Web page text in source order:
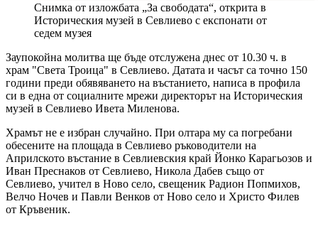
Снимка от изложбата „За свободата“, открита в
Историческия музей в Севлиево с експонати от
седем музея
Заупокойна молитва ще бъде отслужена днес от 10.30 ч. в
храм "Света Троица" в Севлиево. Датата и часът са точно 150
години преди обявяването на въстанието, написа в профила
си в една от социалните мрежи директорът на Историческия
музей в Севлиево Ивета Миленова.
Храмът не е избран случайно. При олтара му са погребани
обесените на площада в Севлиево ръководители на
Априлското въстание в Севлиевския край Йонко Карагьозов и
Иван Преснаков от Севлиево, Никола Дабев също от
Севлиево, учител в Ново село, свещеник Радион Попмихов,
Велчо Ночев и Павли Венков от Ново село и Христо Филев
от Кръвеник.